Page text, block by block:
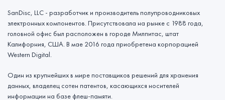
SanDisc, LLC - разработчик и производитель полупроводниковых
электронных компонентов. Присутствовала на рынке с 1988 года,
головной офис был расположен в городе Милпитас, штат
Калифорния, США. В мае 2016 года приобретена корпорацией
Western Digital.
Один из крупнейших в мире поставщиков решений для хранения
данных, владелец сотен патентов, касающихся носителей
информации на базе флеш-памяти.